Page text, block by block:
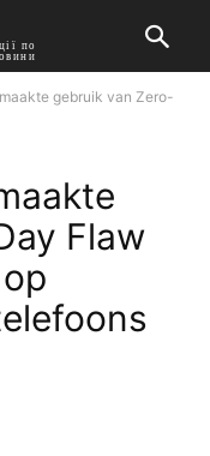
по
gebruik van Zero-
Flaw